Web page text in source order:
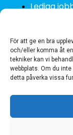
För att ge en bra
och/eller komma åt
tekniker kan vi
webbplats. Om du
detta påverka vissa
Lediga
Kontakta